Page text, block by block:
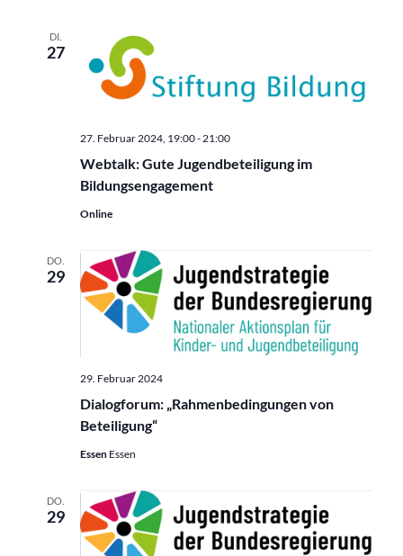
DI.
27
Webtalk: Gute Jugendbeteiligung im
Bildungsengagement
27. Februar 2024, 19:00-21:00
Online
DO.
29
Dialogforum: „Rahmenbedingungen von
Beteiligung“
29. Februar 2024
Essen Essen
DO.
29